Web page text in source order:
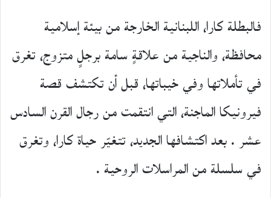
فالبطلة كارا، اللبنانية الخارجة من بيئة إسلامية
محافظة، والناجية من علاقةٍ سامة برجلٍ متزوج، تغرق
في تأملاتها وفي خيباتها، قبل أن تكتشف قصة
فيرونيكا الماجنة، التي انتقمت من رجال القرن السادس
عشر . بعد اكتشافها الجديد، تتغيّر حياة كارا، وتغرق
في سلسلة من المراسلات الروحية .